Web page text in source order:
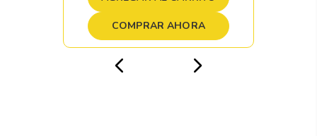
COMPRAR AHORA